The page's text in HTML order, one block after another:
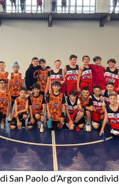
San Paolo d’Argon